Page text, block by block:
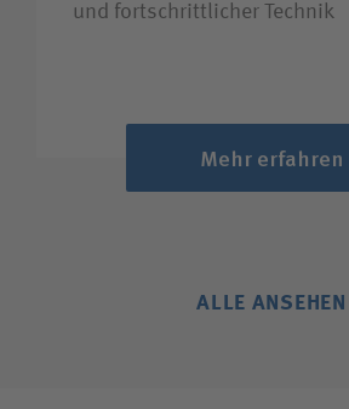
und fortschrittlicher Technik
Mehr erfahren
ALLE ANSEHEN